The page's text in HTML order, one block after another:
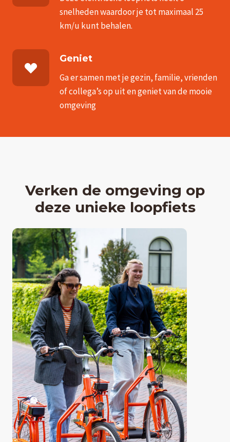
snelheden waardoor je tot maximaal 25
km/u kunt behalen.
Geniet
Ga er samen met je gezin, familie, vrienden
of collega’s op uit en geniet van de mooie
omgeving
Verken de omgeving op
deze unieke loopfiets